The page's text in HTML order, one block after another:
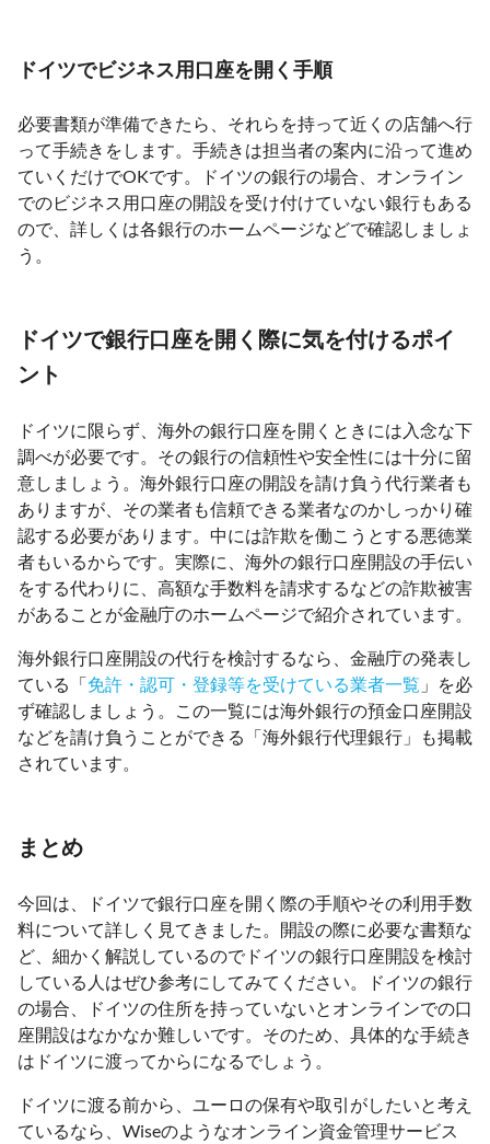
ドイツでビジネス用口座を開く手順
必要書類が準備できたら、それらを持って近くの店舗へ行
って手続きをします。手続きは担当者の案内に沿って進め
ていくだけでOKです。ドイツの銀行の場合、オンライン
でのビジネス用口座の開設を受け付けていない銀行もある
ので、詳しくは各銀行のホームページなどで確認しましょ
う。
ドイツで銀行口座を開く際に気を付けるポイ
ント
ドイツに限らず、海外の銀行口座を開くときには入念な下
調べが必要です。その銀行の信頼性や安全性には十分に留
意しましょう。海外銀行口座の開設を請け負う代行業者も
ありますが、その業者も信頼できる業者なのかしっかり確
認する必要があります。中には詐欺を働こうとする悪徳業
者もいるからです。実際に、海外の銀行口座開設の手伝い
をする代わりに、高額な手数料を請求するなどの詐欺被害
があることが金融庁のホームページで紹介されています。
海外銀行口座開設の代行を検討するなら、金融庁の発表し
ている「免許・認可・登録等を受けている業者一覧 」を必
ず確認しましょう。この一覧には海外銀行の預金口座開設
などを請け負うことができる「海外銀行代理銀行」も掲載
されています。
まとめ
今回は、ドイツで銀行口座を開く際の手順やその利用手数
料について詳しく見てきました。開設の際に必要な書類な
ど、細かく解説しているのでドイツの銀行口座開設を検討
している人はぜひ参考にしてみてください。ドイツの銀行
の場合、ドイツの住所を持っていないとオンラインでの口
座開設はなかなか難しいです。そのため、具体的な手続き
はドイツに渡ってからになるでしょう。
ドイツに渡る前から、ユーロの保有や取引がしたいと考え
ているなら、Wiseのようなオンライン資金管理サービス